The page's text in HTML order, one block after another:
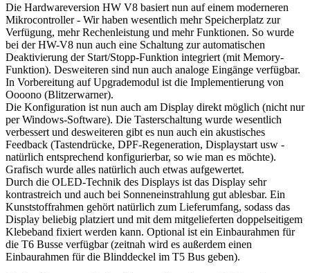
Die Hardwareversion HW V8 basiert nun auf einem moderneren
Mikrocontroller - Wir haben wesentlich mehr Speicherplatz zur
Verfügung, mehr Rechenleistung und mehr Funktionen. So wurde
bei der HW-V8 nun auch eine Schaltung zur automatischen
Deaktivierung der Start/Stopp-Funktion integriert (mit Memory-
Funktion). Desweiteren sind nun auch analoge Eingänge verfügbar.
In Vorbereitung auf Upgrademodul ist die Implementierung von
Oooono (Blitzerwarner).
Die Konfiguration ist nun auch am Display direkt möglich (nicht nur
per Windows-Software). Die Tasterschaltung wurde wesentlich
verbessert und desweiteren gibt es nun auch ein akustisches
Feedback (Tastendrücke, DPF-Regeneration, Displaystart usw -
natürlich entsprechend konfigurierbar, so wie man es möchte).
Grafisch wurde alles natürlich auch etwas aufgewertet.
Durch die OLED-Technik des Displays ist das Display sehr
kontrastreich und auch bei Sonneneinstrahlung gut ablesbar. Ein
Kunststoffrahmen gehört natürlich zum Lieferumfang, sodass das
Display beliebig platziert und mit dem mitgelieferten doppelseitigem
Klebeband fixiert werden kann. Optional ist ein Einbaurahmen für
die T6 Busse verfügbar (zeitnah wird es außerdem einen
Einbaurahmen für die Blinddeckel im T5 Bus geben).